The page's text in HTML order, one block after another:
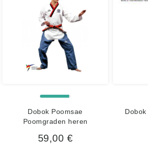
Dobok Poomsae
Poomgraden heren
59,00 €